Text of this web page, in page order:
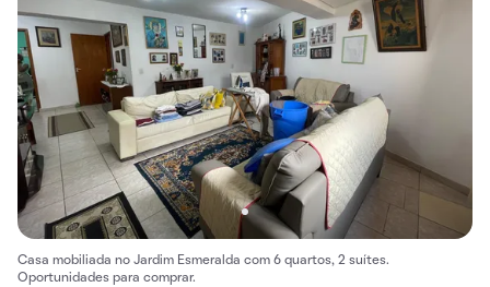
Casa mobiliada no Jardim Esmeralda com 6 quartos, 2 suítes.
Oportunidades para comprar.